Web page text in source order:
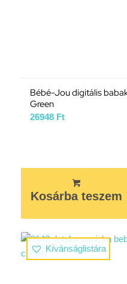
Bébé-Jou digitális
Green
26948 Ft
Kosárba teszem
Kívánságlistára